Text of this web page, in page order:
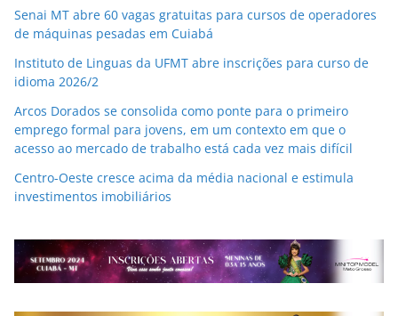
Senai MT abre 60 vagas gratuitas para cursos de operadores
de máquinas pesadas em Cuiabá
Instituto de Linguas da UFMT abre inscrições para curso de
idioma 2026/2
Arcos Dorados se consolida como ponte para o primeiro
emprego formal para jovens, em um contexto em que o
acesso ao mercado de trabalho está cada vez mais difícil
Centro-Oeste cresce acima da média nacional e estimula
investimentos imobiliários